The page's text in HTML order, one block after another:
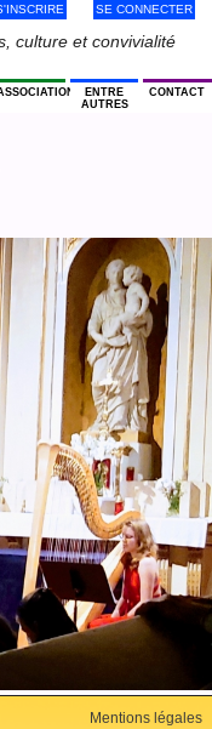
culture et convivialité
SE CONNECTER
ENTRE
AUTRES
CONTACT
Mentions légales